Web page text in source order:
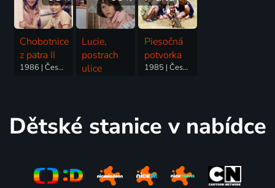
Chobotnice
z patra II
1986 | Československo | Komedie, Fantasy, Rodinný
Lucie,
postrach
ulice
Piesočná
potvorka
1985 | Československo | Dobrodružný, Fantasy, Komedie, Pohádka
Dětské stanice v nabídce